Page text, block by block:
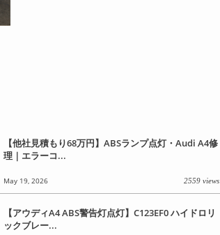
【他社見積もり68万円】ABSランプ点灯・Audi A4修
理｜エラーコ...
May 19, 2026 2559 views
【アウディA4 ABS警告灯点灯】C123EF0 ハイドロリ
ックブレー...